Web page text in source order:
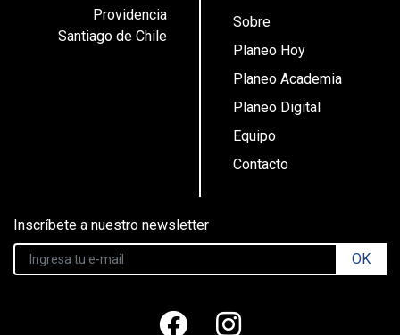
Providencia
Santiago de Chile
Sobre
Planeo Hoy
Planeo Academia
Planeo Digital
Equipo
Contacto
Inscríbete a nuestro newsletter
OK